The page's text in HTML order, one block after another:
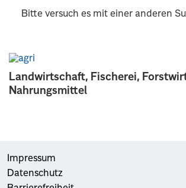
Landwirtschaft, Fischerei,
Nahrungsmittel
Bitte versuch es mit einer anderen
Impressum
Datenschutz